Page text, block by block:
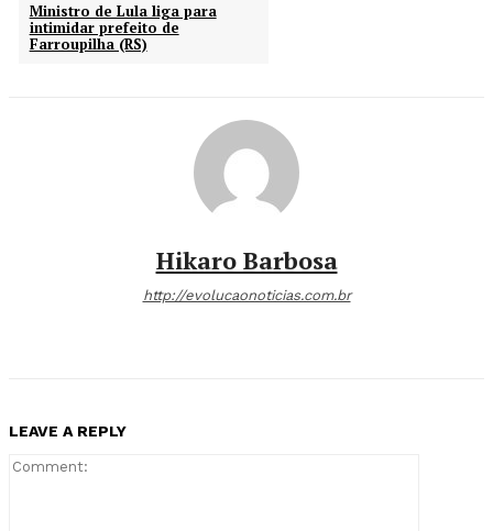
Ministro de Lula liga para
intimidar prefeito de
Farroupilha (RS)
Hikaro Barbosa
http://evolucaonoticias.com.br
LEAVE A REPLY